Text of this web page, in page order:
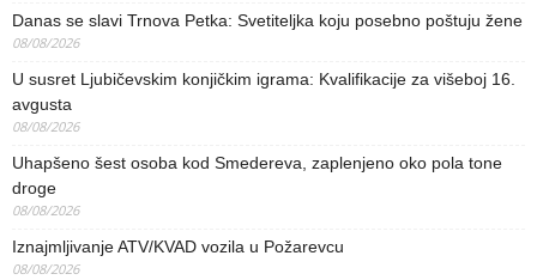
Danas se slavi Trnova Petka: Svetiteljka koju posebno poštuju žene
08/08/2026
U susret Ljubičevskim konjičkim igrama: Kvalifikacije za višeboj 16.
avgusta
08/08/2026
Uhapšeno šest osoba kod Smedereva, zaplenjeno oko pola tone
droge
08/08/2026
Iznajmljivanje ATV/KVAD vozila u Požarevcu
08/08/2026